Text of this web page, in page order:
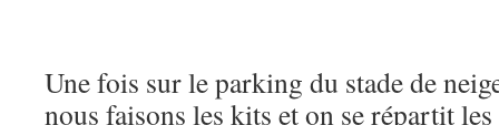
Une fois sur le parking du stade de
nous faisons les kits et on se répartit